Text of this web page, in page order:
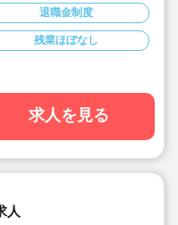
120日以上！
ありますが、必ず振替休み
。ぜひお待ちしておりま
退職金制度
残業ほぼなし
求人を見る
人